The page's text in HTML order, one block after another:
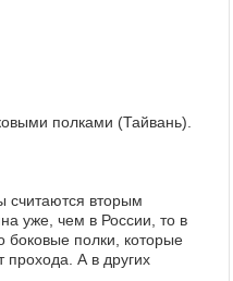
полками (Тайвань).
считаются вторым
уже, чем в России, то в
боковые полки, которые
А в других